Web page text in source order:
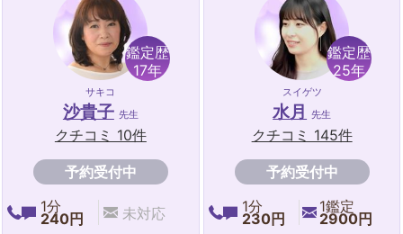
鑑定歴
17年
サキコ
沙貴子 先生
クチコミ 10件
予約受付中
1分
240円
未対応
鑑定歴
25年
スイゲツ
水月 先生
クチコミ 145件
予約受付中
1分
230円
1鑑定
2900円